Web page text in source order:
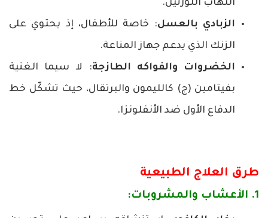
التهاب اللوزتين.
الزبادي بالعسل: خاصة للأطفال، إذ يحتوي على
الزنك الذي يدعم جهاز المناعة.
الخضروات والفواكه الطازجة: لا سيما الغنية
بفيتامين (ج) كالليمون والبرتقال، حيث تشكّل خط
الدفاع الأول ضد الأنفلونزا.
طرق العلاج الطبيعية
1. الأعشاب والمشروبات: